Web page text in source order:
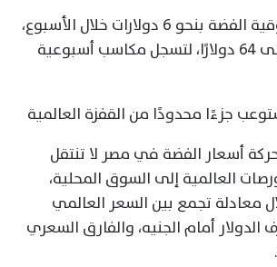
وعالميًا، ارتفعت أوقية الفضة بنحو 6 دولارات خلال الأسبوع،
من نحو 58 دولارًا إلى 64 دولارًا، لتسجل مكاسب أسبوعية
جزءًا محدودًا من القفزة العالمية
أسعار الفضة في مصر لا تنتقل
العالمية إلى السوق المحلية،
معادلة تجمع بين السعر العالمي
أمام الجنيه، والفارق السعري